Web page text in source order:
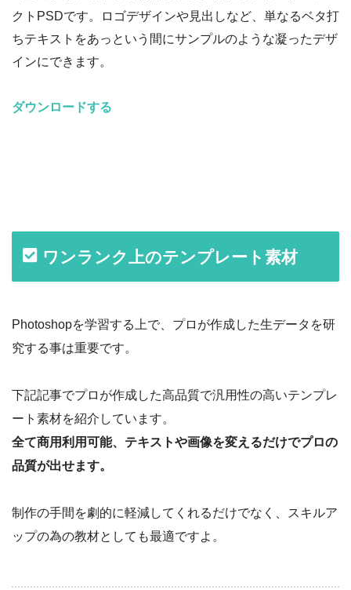
クトPSDです。ロゴデザインや見出しなど、単なるベタ打
ちテキストをあっという間にサンプルのような凝ったデザ
インにできます。
ダウンロードする
ワンランク上のテンプレート素材
Photoshopを学習する上で、プロが作成した生データを研
究する事は重要です。
下記記事でプロが作成した高品質で汎用性の高いテンプレ
ート素材を紹介しています。
全て商用利用可能、テキストや画像を変えるだけでプロの
品質が出せます。
制作の手間を劇的に軽減してくれるだけでなく、スキルア
ップの為の教材としても最適ですよ。